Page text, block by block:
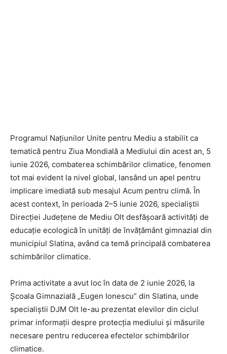
Programul Națiunilor Unite pentru Mediu a stabilit ca
tematică pentru Ziua Mondială a Mediului din acest an, 5
iunie 2026, combaterea schimbărilor climatice, fenomen
tot mai evident la nivel global, lansând un apel pentru
implicare imediată sub mesajul Acum pentru climă. În
acest context, în perioada 2–5 iunie 2026, specialiștii
Direcției Județene de Mediu Olt desfășoară activități de
educație ecologică în unități de învățământ gimnazial din
municipiul Slatina, având ca temă principală combaterea
schimbărilor climatice.
Prima activitate a avut loc în data de 2 iunie 2026, la
Școala Gimnazială „Eugen Ionescu” din Slatina, unde
specialiștii DJM Olt le-au prezentat elevilor din ciclul
primar informații despre protecția mediului și măsurile
necesare pentru reducerea efectelor schimbărilor
climatice.